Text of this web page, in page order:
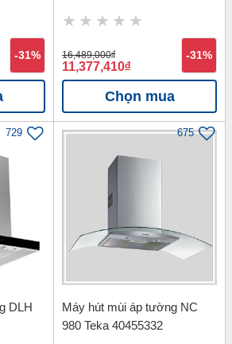
-31% 16,489,000đ
11,377,410đ
-31%
Chọn mua
729
DLH
675
Máy hút mùi áp tường NC
980 Teka 40455332